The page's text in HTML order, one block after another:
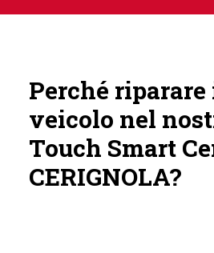
Perché
veicolo nel
Touch Smart
CERIGNOLA?